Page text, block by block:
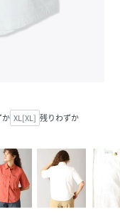
か XL[XL] 残りわずか